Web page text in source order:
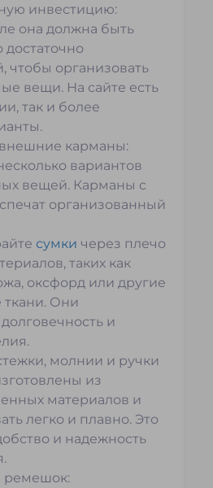
для мужчин
инвестицию:
она должна быть
достаточно
чтобы организовать
вещи. На сайте есть
так и более
карманы:
вариантов
вещей. Карманы с
организованный
сумки через плечо
таких как
оксфорд или другие
ткани. Они
и
молнии и ручки
из
материалов и
легко и плавно. Это
и надежность
ремешок: